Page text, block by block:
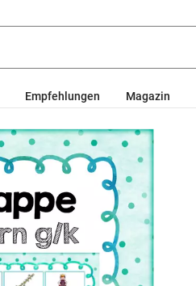
Empfehlungen Magazin